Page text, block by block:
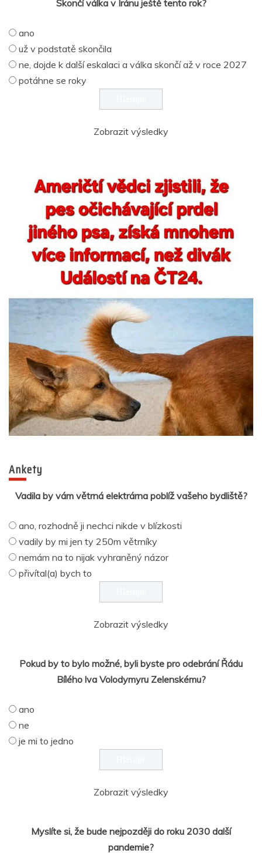
Skončí válka v Íránu ještě tento rok?
ano
už v podstatě skončila
ne, dojde k další eskalaci a válka skončí až v roce 2027
potáhne se roky
Zobrazit výsledky
Ankety
Vadila by vám větrná elektrárna poblíž vašeho bydliště?
ano, rozhodně ji nechci nikde v blízkosti
vadily by mi jen ty 250m větrníky
nemám na to nijak vyhraněný názor
přivítal(a) bych to
Zobrazit výsledky
Pokud by to bylo možné, byli byste pro odebrání Řádu
Bílého lva Volodymyru Zelenskému?
ano
ne
je mi to jedno
Zobrazit výsledky
Myslíte si, že bude nejpozději do roku 2030 další
pandemie?